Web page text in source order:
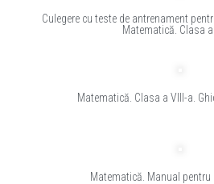
Culegere cu teste de antrenament
Matematică. Clasa a
Matematică. Clasa a VIII-a.
Matematică. Manual pentru